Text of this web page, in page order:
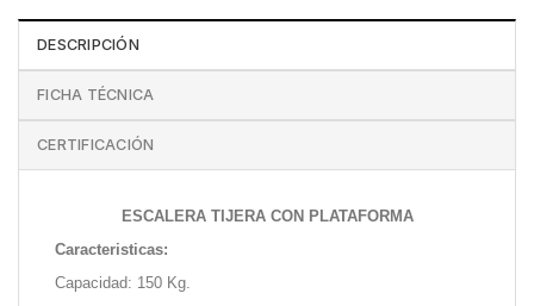
DESCRIPCIÓN
FICHA TÉCNICA
CERTIFICACIÓN
ESCALERA TIJERA CON PLATAFORMA
Caracteristicas:
Capacidad: 150 Kg.